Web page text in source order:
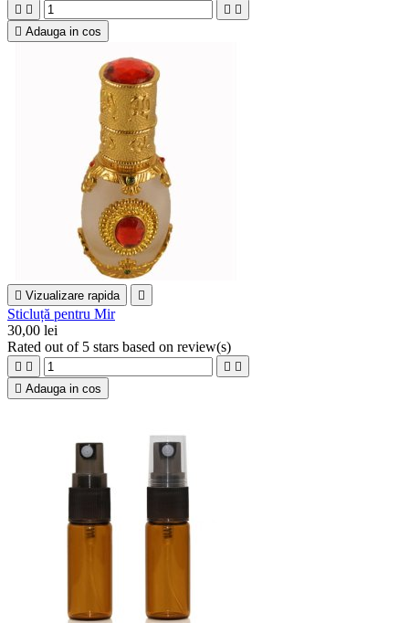
   
 Adauga in cos
 Vizualizare rapida 
Sticluță pentru Mir
30,00 lei
Rated out of 5 stars based on review(s)
   
 Adauga in cos